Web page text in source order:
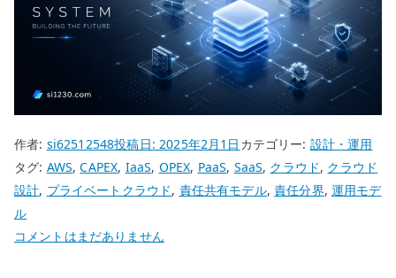
作者: si62512548投稿日:2025年2月1日 カテゴリー: 設計・運用
タグ: AWS,CAPEX, IaaS, OPEX, PaaS, SaaS, クラウド, クラウド
設計, プライベートクラウド, 責任共有モデル,責任分界,運用モデ
ル
ク
コメントはまだありません